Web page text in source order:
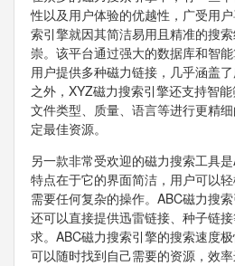
性以及用户体验的优越性，广受用
索引擎就因其简洁易用且精准的搜
崇。该平台通过强大的数据库和智
用户提供多种磁力链接，几乎涵盖
之外，XYZ磁力搜索引擎还支持智
文件类型、质量、语言等进行更精
定最佳资源。
另一款非常受欢迎的磁力搜索工具
特点在于它的界面简洁，用户可以
需要任何复杂的操作。ABC磁力搜
还可以直接提供迅雷链接、种子链
求。ABC磁力搜索引擎的搜索速度
可以随时找到自己需要的资源，效率